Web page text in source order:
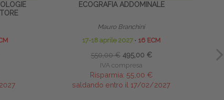
ECOGRAFIA ADDOMINALE
Mauro Branchini
17-18 aprile 2027 ∙ 16 ECM
550,00 € 495,00 €
IVA compresa
Risparmia: 55,00 €
saldando entro il 17/02/2027